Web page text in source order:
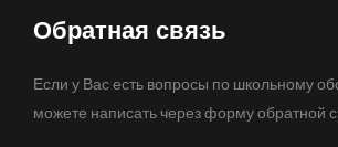
Обратная связь
Если у Вас есть вопросы по школьному
можете написать через форму обратной